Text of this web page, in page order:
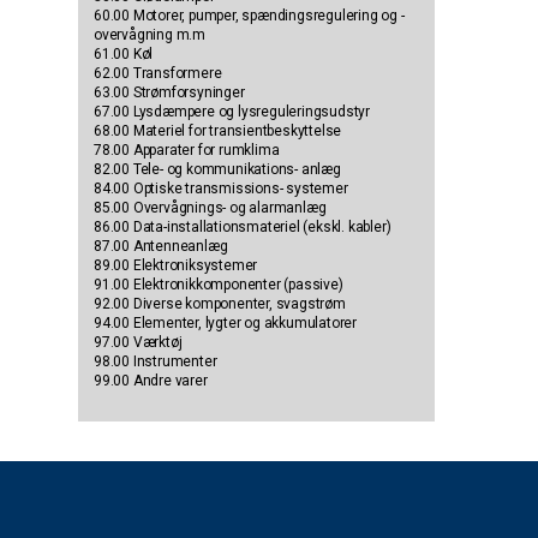
60.00 Motorer, pumper, spændingsregulering og -
overvågning m.m
61.00 Køl
62.00 Transformere
63.00 Strømforsyninger
67.00 Lysdæmpere og lysreguleringsudstyr
68.00 Materiel for transientbeskyttelse
78.00 Apparater for rumklima
82.00 Tele- og kommunikations- anlæg
84.00 Optiske transmissions- systemer
85.00 Overvågnings- og alarmanlæg
86.00 Data-installationsmateriel (ekskl. kabler)
87.00 Antenneanlæg
89.00 Elektroniksystemer
91.00 Elektronikkomponenter (passive)
92.00 Diverse komponenter, svagstrøm
94.00 Elementer, lygter og akkumulatorer
97.00 Værktøj
98.00 Instrumenter
99.00 Andre varer